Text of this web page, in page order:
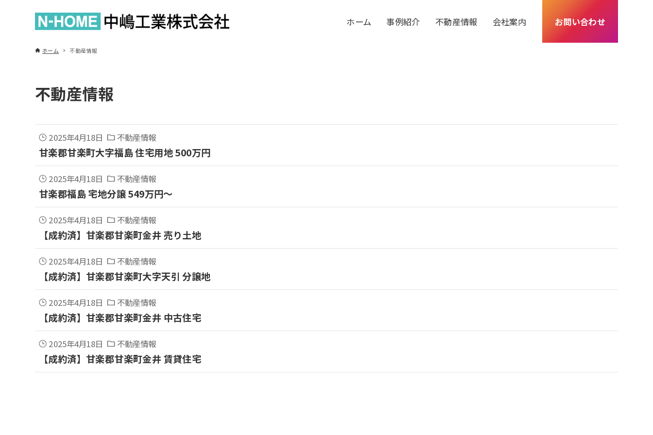
ホーム 事例紹介 不動産情報 会社案内 お問い合わせ
ホーム 不動産情報
不動産情報
2025年4月18日 不動産情報
甘楽郡甘楽町大字福島 住宅用地 500万円
2025年4月18日 不動産情報
甘楽郡福島 宅地分譲 549万円～
2025年4月18日 不動産情報
【成約済】甘楽郡甘楽町金井 売り土地
2025年4月18日 不動産情報
【成約済】甘楽郡甘楽町大字天引 分譲地
2025年4月18日 不動産情報
【成約済】甘楽郡甘楽町金井 中古住宅
2025年4月18日 不動産情報
【成約済】甘楽郡甘楽町金井 賃貸住宅